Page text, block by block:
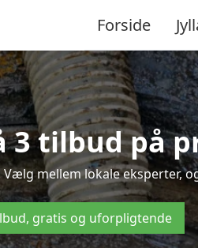
Forside
3 tilbud på
mellem lokale eksperter,
gratis og uforpligtende